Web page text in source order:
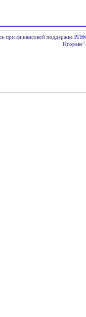
при финансовой поддержке